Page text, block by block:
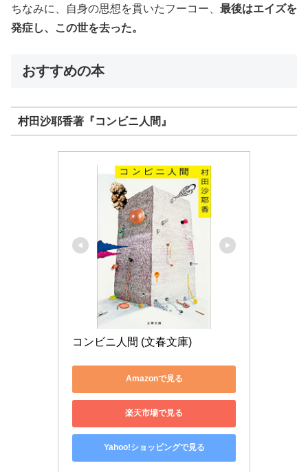
ちなみに、自身の思想を貫いたフーコー、 最後はエイズを
発症し、この世を去った。
おすすめの本
村田沙耶香著『コンビニ人間』
コンビニ人間 (文春文庫)
Amazonで見る
楽天市場で見る
Yahoo!ショッピングで見る